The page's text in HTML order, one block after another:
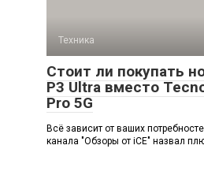
Техника
Стоит ли покупать
P3 Ultra вместо
Pro 5G
Всё зависит от ваших
канала "Обзоры от iCE" назвал